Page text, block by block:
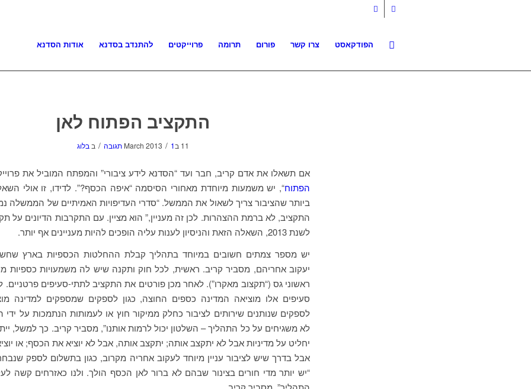
אודות הסדנא להתנדב בסדנא פרוייקטים תרומה פורום צרו קשר הפודקאסט
התקציב הפתוח לאן
11 בMarch 2013 / 1 תגובה / ב בלוג
אם תשאלו את אדם קריב, חבר ועד “הסדנא לידע ציבורי” והמפתח המוביל את
הפתוח“, יש משמעות מיוחדת מאחורי הסיסמה “איפה הכסף?”. לדידו, זו אולי
ביותר שהציבור צריך לשאול את הממשל. “סדרי העדיפויות האמיתיים של הממשלה
התקציב, לא ברמת ההצהרות. לכן זה מעניין,” הוא מציין. עם התקרבות הדיונים על
לשנת 2013, השאלה הזאת והניסיון לענות עליה הופכים להיות מעניינים אף יותר.
יש מספר צמתים חשובים במיוחד בתהליך קבלת ההחלטות הכספיות בארץ
יעקוב אחריהם, מסביר קריב. ראשית, לכל חוק ותקנה שיש לה משמעויות כספיות
ראשוני גס (“תקצוב מאקרו”). לאחר מכן פורטים את התקציב לתתי-סעיפים פרטניים.
סעיפים אלו מוציאה המדינה כספים החוצה, כגון לספקים שמספקים למדינה
לספקים שנותנים שירותים לציבור כחלק ממיקור חוץ או לעמותות הנתמכות על ידי
לא משגיחים על כל התהליך – השלטון יכול לרמות אותנו”, מסביר קריב. כך למשל,
יחליט על מדיניות אבל לא יתקצב אותה; יתקצב אותה, אבל לא יוציא את הכסף; או
אבל בדרך שיש לציבור עניין מיוחד לעקוב אחריה מקרוב, כגון בתשלום לספק
“יש יותר מדי חורים בצינור שבהם לא ברור לאן הכסף הולך. ולנו כאזרחים קשה